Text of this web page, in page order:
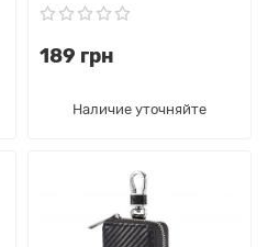
189 грн
Наличие уточняйте